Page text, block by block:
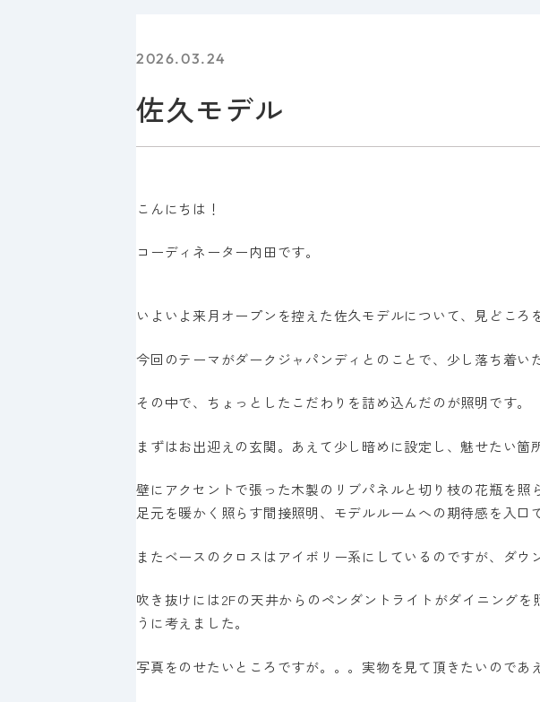
2026.03.24
佐久モデル
こんにちは！
コーディネーター内田です。
いよいよ来月オープンを控えた佐久モデルについて、見どころ
今回のテーマがダークジャパンディとのことで、少し落ち着い
その中で、ちょっとしたこだわりを詰め込んだのが照明です。
まずはお出迎えの玄関。あえて少し暗めに設定し、魅せたい箇
壁にアクセントで張った木製のリブパネルと切り枝の花瓶を
足元を暖かく照らす間接照明、モデルルームへの期待感を入口
またベースのクロスはアイボリー系にしているのですが、ダ
吹き抜けには2Fの天井からのペンダントライトがダイニング
うに考えました。
写真をのせたいところですが。。。実物を見て頂きたいのであ